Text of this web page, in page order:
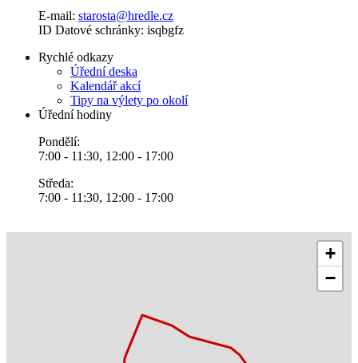
E-mail: starosta@hredle.cz
ID Datové schránky: isqbgfz
Rychlé odkazy
Úřední deska
Kalendář akcí
Tipy na výlety po okolí
Úřední hodiny
Pondělí:
7:00 - 11:30, 12:00 - 17:00
Středa:
7:00 - 11:30, 12:00 - 17:00
+
−